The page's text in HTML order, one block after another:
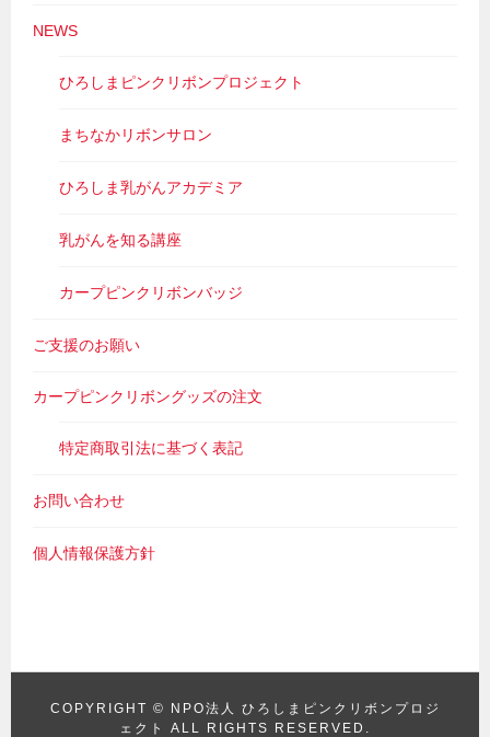
NEWS
ひろしまピンクリボンプロジェクト
まちなかリボンサロン
ひろしま乳がんアカデミア
乳がんを知る講座
カープピンクリボンバッジ
ご支援のお願い
カープピンクリボングッズの注文
特定商取引法に基づく表記
お問い合わせ
個人情報保護方針
COPYRIGHT ©
NPO法人 ひろしまピンクリボンプロジ
ェクト ALL RIGHTS RESERVED.